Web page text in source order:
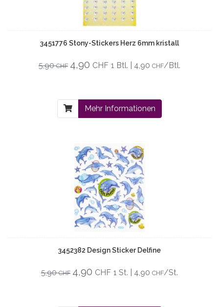
3451776 Stony-Stickers Herz 6mm kristall
5,90CHF 4,90 CHF 1 Btl. | 4,90 CHF/Btl.
Mehr Informationen
3452382 Design Sticker Delfine
5,90CHF 4,90 CHF 1 St. | 4,90 CHF/St.